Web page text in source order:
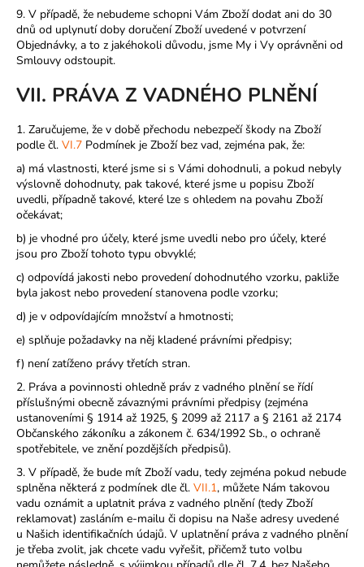
9. V případě, že nebudeme schopni Vám Zboží dodat ani do 30
dnů od uplynutí doby doručení Zboží uvedené v potvrzení
Objednávky, a to z jakéhokoli důvodu, jsme My i Vy oprávněni od
Smlouvy odstoupit.
VII. PRÁVA Z VADNÉHO PLNĚNÍ
1. Zaručujeme, že v době přechodu nebezpečí škody na Zboží
podle čl. VI.7 Podmínek je Zboží bez vad, zejména pak, že:
a) má vlastnosti, které jsme si s Vámi dohodnuli, a pokud nebyly
výslovně dohodnuty, pak takové, které jsme u popisu Zboží
uvedli, případně takové, které lze s ohledem na povahu Zboží
očekávat;
b) je vhodné pro účely, které jsme uvedli nebo pro účely, které
jsou pro Zboží tohoto typu obvyklé;
c) odpovídá jakosti nebo provedení dohodnutého vzorku, pakliže
byla jakost nebo provedení stanovena podle vzorku;
d) je v odpovídajícím množství a hmotnosti;
e) splňuje požadavky na něj kladené právními předpisy;
f) není zatíženo právy třetích stran.
2. Práva a povinnosti ohledně práv z vadného plnění se řídí
příslušnými obecně závaznými právními předpisy (zejména
ustanoveními § 1914 až 1925, § 2099 až 2117 a § 2161 až 2174
Občanského zákoníku a zákonem č. 634/1992 Sb., o ochraně
spotřebitele, ve znění pozdějších předpisů).
3. V případě, že bude mít Zboží vadu, tedy zejména pokud nebude
splněna některá z podmínek dle čl. VII.1, můžete Nám takovou
vadu oznámit a uplatnit práva z vadného plnění (tedy Zboží
reklamovat) zasláním e-mailu či dopisu na Naše adresy uvedené
u Našich identifikačních údajů. V uplatnění práva z vadného plnění
je třeba zvolit, jak chcete vadu vyřešit, přičemž tuto volbu